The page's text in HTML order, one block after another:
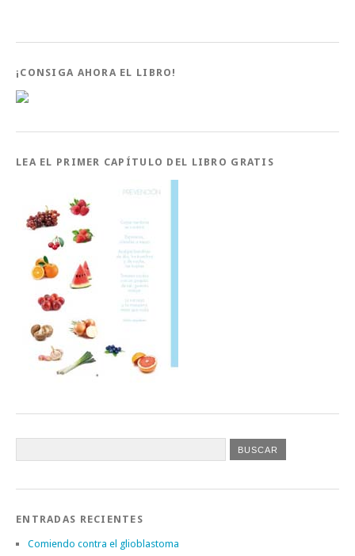
¡CONSIGA AHORA EL LIBRO!
LEA EL PRIMER CAPÍTULO DEL LIBRO GRATIS
ENTRADAS RECIENTES
Comiendo contra el glioblastoma